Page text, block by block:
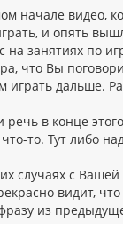
начале видео,
и опять
занятиях по
что Вы
играть дальше.
речь в конце
то. Тут либо
случаях с
видит,
из